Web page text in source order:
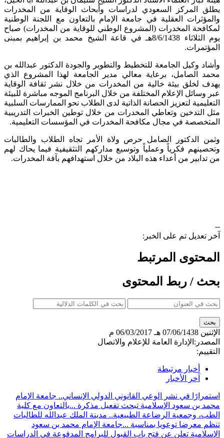
يطلق المركز السعودي لدراسات وأبحاث الوقاية من المخدرات
والمؤثرات العقلية في جامعة الإمام بالتعاون مع اللجنة الوطنية
لمكافحة المخدرات (المشروع الوطني للوقاية من المخدرات) صباح
يوم الثلاثاء 8/6/1438هـ في قاعة الشيخ محمد بن إبراهيم بمبنى
المؤتمرات.
وأشاد وكيل الجامعة للتخطيط والتطوير والجودة الدكتور عبدالله بن
محمد الصامل، برعاية معالي مدير الجامعة لهذا المشروع الذي
‬المتخصصة‭ ‬في‭ ‬مجال‭ ‬مكافحة‭ ‬المخدرات‭ ‬في‭ ‬المؤسسات‭ ‬التعليمية‭.‬
وثمن الدكتور الصامل حرص ولاة الأمر تجاه الطلاب والطالبات
وتحصينهم فكرياً وعملياً وتوسيع مداركهم التثقيفية فيما يحاك لهم
من تدابير من أعداء هذه البلاد من خلال استهدافهم بآفة المخدرات.
--
آخر تعديل تم على الخبر:
المحتوى المرتبط
بحث / ربط المحتوى
الإثنين 07/06/1438 هـ
06/03/2017 م
المصدر: الإدارة العامة للإعلام والاتصال
التقييم:
أخبار مرتبطة
آخر الأخبار
استمرارًا في نشر الوعي القانوني الدولي الإنساني.. جامعة الإمام
محمد بن سعود الإسلامية تبحث تفعيل مذكرة ...بالتعاون مع كلية
الطب، وجمعية الرضاعة الطبيعية.. مدينة الملك عبدالله للطالبات
تنظم معرضا توعويا بمناسبة ...جامعة الإمام محمد بن سعود
الإسلامية تعلن عن فتح باب القبول للبرامج المدفوعة في الدراسات